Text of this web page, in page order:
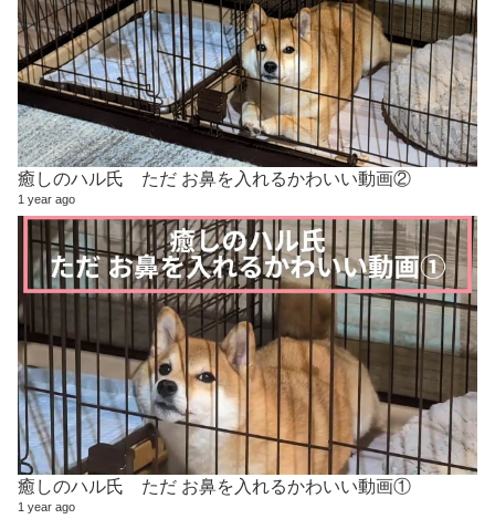
癒しのハル氏 ただ お鼻を入れるかわいい動画②
1 year ago
癒しのハル氏 ただ お鼻を入れるかわいい動画①
1 year ago